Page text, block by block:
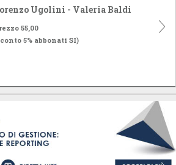
Ugolini - Valeria Baldi
55,00
5% abbonati SI)